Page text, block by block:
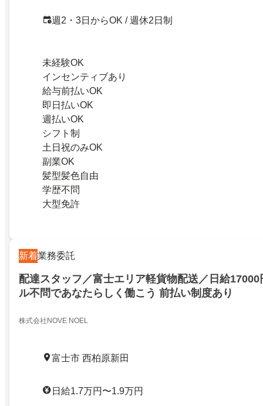
週2・3日からOK / 週休2日制
未経験OK
インセンティブあり
給与前払いOK
即日払いOK
週払いOK
シフト制
土日祝のみOK
副業OK
髪型髪色自由
学歴不問
大型免許
新着業務委託
配達スタッフ／富士エリア軽貨物配送／日給
ル不問であなたらしく働こう 前払い制度あり
株式会社NOVE NOEL
富士市 西柏原新田
日給1.7万円〜1.9万円